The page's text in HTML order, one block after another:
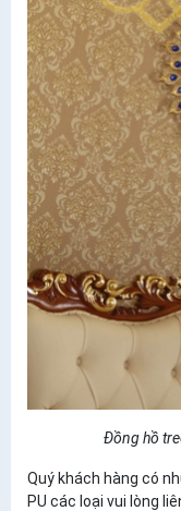
Đồng hồ
Quý khách hàng có
PU các loại vui lòng